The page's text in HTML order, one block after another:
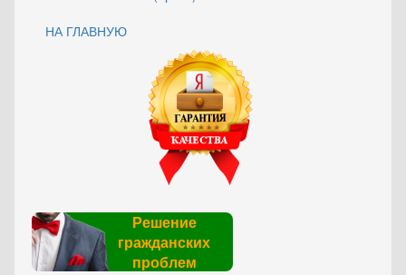
НА ГЛАВНУЮ
Решение
гражданских
проблем